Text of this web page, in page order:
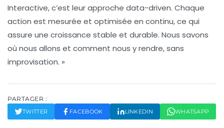
Interactive, c’est leur approche data-driven. Chaque
action est mesurée et optimisée en continu, ce qui
assure une croissance stable et durable. Nous savons
où nous allons et comment nous y rendre, sans
improvisation. »
PARTAGER :
TWITTER FACEBOOK LINKEDIN WHATSAPP